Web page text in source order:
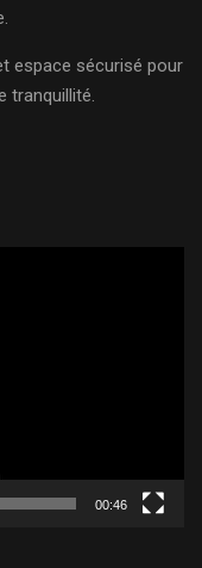
espace sécurisé pour
tranquillité.
00:46